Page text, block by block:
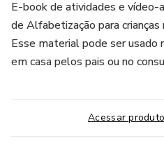
E-book de atividades e
de Alfabetização para
Esse material pode ser usado
em casa pelos pais ou no
Acessar